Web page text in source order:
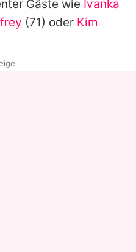
Gäste wie Ivanka
(71) oder Kim